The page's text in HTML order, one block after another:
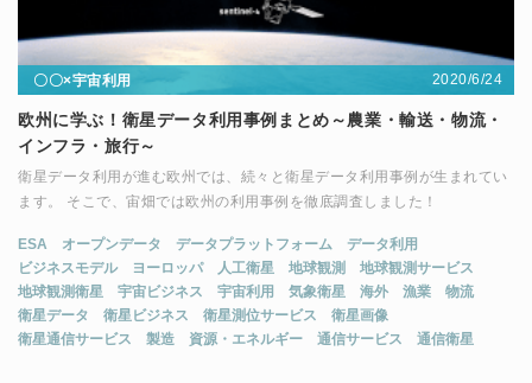
〇〇×宇宙利用 2020/6/24
欧州に学ぶ！衛星データ利用事例まとめ～農業・輸送・物流・
インフラ・旅行～
衛星データ利用が進む欧州では、続々と衛星データ利用事例が生まれてい
ます。 そこで、宙畑では欧州の利用事例を徹底調査しました！
ESA オープンデータ データプラットフォーム
データ利用
ビジネスモデル
ヨーロッパ 人工衛星 地球観測
地球観測サービス
地球観測衛星
宇宙ビジネス 宇宙利用 気象衛星 海外 漁業
物流
衛星データ
衛星ビジネス 衛星測位サービス
衛星画像
衛星通信サービス
製造 資源・エネルギー 通信サービス 通信衛星